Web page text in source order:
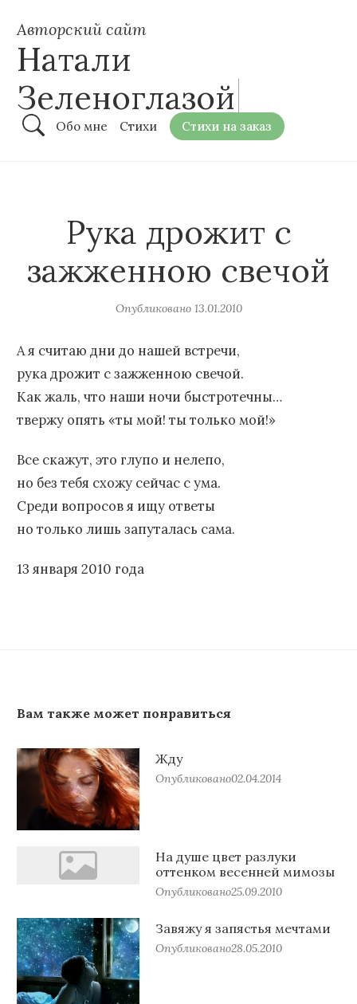
Авторский сайт
Натали
Зеленоглазой
Обо мне Стихи Стихи на заказ
Рука дрожит с
зажженною свечой
Опубликовано 13.01.2010
А я считаю дни до нашей встречи,
рука дрожит с зажженною свечой.
Как жаль, что наши ночи быстротечны…
твержу опять «ты мой! ты только мой!»
Все скажут, это глупо и нелепо,
но без тебя схожу сейчас с ума.
Среди вопросов я ищу ответы
но только лишь запуталась сама.
13 января 2010 года
Вам также может понравиться
Жду
Опубликовано02.04.2014
На душе цвет разлуки
оттенком весенней мимозы
Опубликовано25.09.2010
Завяжу я запястья мечтами
Опубликовано28.05.2010